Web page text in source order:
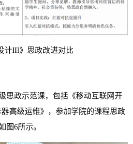
计III》思政改进对比
思政示范课，包括《移动互联网开
高级运维》，参加学院的课程思政
图6所示。